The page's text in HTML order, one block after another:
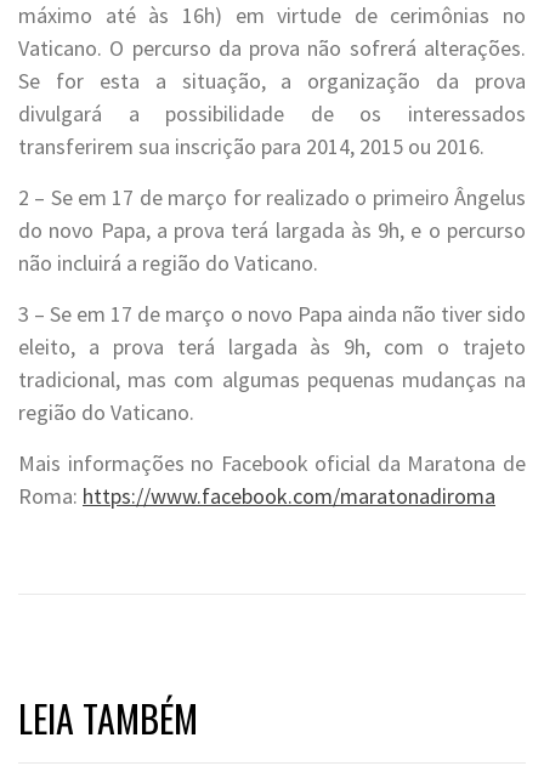
máximo até às 16h) em virtude de cerimônias no
Vaticano. O percurso da prova não sofrerá alterações.
Se for esta a situação, a organização da prova
divulgará a possibilidade de os interessados
transferirem sua inscrição para 2014, 2015 ou 2016.
2 – Se em 17 de março for realizado o primeiro Ângelus
do novo Papa, a prova terá largada às 9h, e o percurso
não incluirá a região do Vaticano.
3 – Se em 17 de março o novo Papa ainda não tiver sido
eleito, a prova terá largada às 9h, com o trajeto
tradicional, mas com algumas pequenas mudanças na
região do Vaticano.
Mais informações no Facebook oficial da Maratona de
Roma: https://www.facebook.com/maratonadiroma
LEIA TAMBÉM